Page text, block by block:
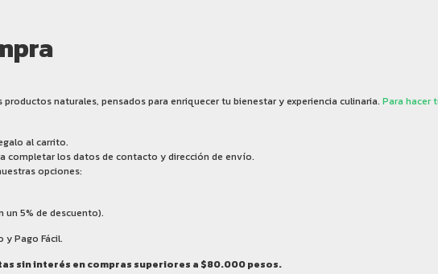
naturales, pensados para enriquecer tu bienestar y experiencia culinaria. Para hacer
al carrito.
completar los datos de contacto y dirección de envío.
opciones:
un 5% de descuento).
y Pago Fácil.
sin interés en compras superiores a $80.000 pesos.